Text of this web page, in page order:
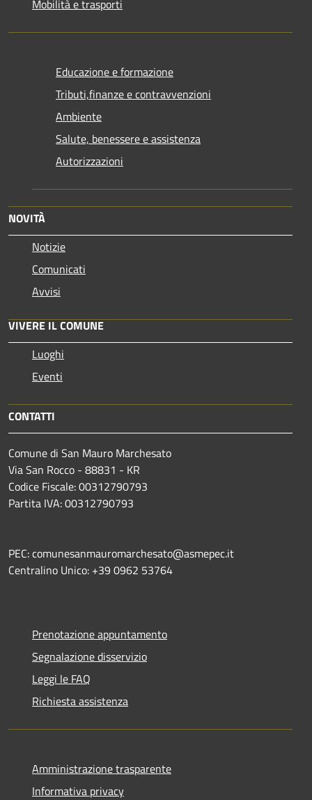
Mobilità e trasporti
Educazione e formazione
Tributi,finanze e contravvenzioni
Ambiente
Salute, benessere e assistenza
Autorizzazioni
NOVITÀ
Notizie
Comunicati
Avvisi
VIVERE IL COMUNE
Luoghi
Eventi
CONTATTI
Comune di San Mauro Marchesato
Via San Rocco - 88831 - KR
Codice Fiscale: 00312790793
Partita IVA: 00312790793
PEC: comunesanmauromarchesato@asmepec.it
Centralino Unico: +39 0962 53764
Prenotazione appuntamento
Segnalazione disservizio
Leggi le FAQ
Richiesta assistenza
Amministrazione trasparente
Informativa privacy